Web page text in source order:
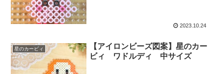
2023.10.24
星のカービィ
【アイロンビーズ図案】星のカー
ビィ ワドルディ 中サイズ